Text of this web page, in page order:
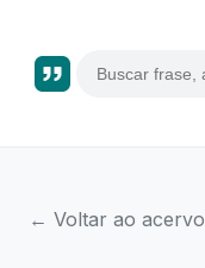
← Voltar ao acervo